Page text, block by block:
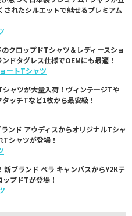
れたシルエットで魅せるプレミアム
クロップドTシャツ＆レディースショ
ドタグレス仕様でOEMにも最適！
ートTシャツ
ャツが大量入荷！ヴィンテージTや
ッチTなど1枚から最安級！
ンド アウディスからオリジナルTシャ
Tシャツが登場！
新ブランド ベラ キャンバスからY2Kテ
プドTが登場！